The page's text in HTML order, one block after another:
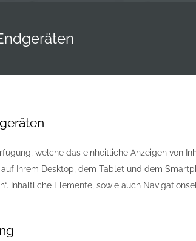
welche das einheitliche Anzeigen von
Ihrem Desktop, dem Tablet und dem
Inhaltliche Elemente, sowie auch